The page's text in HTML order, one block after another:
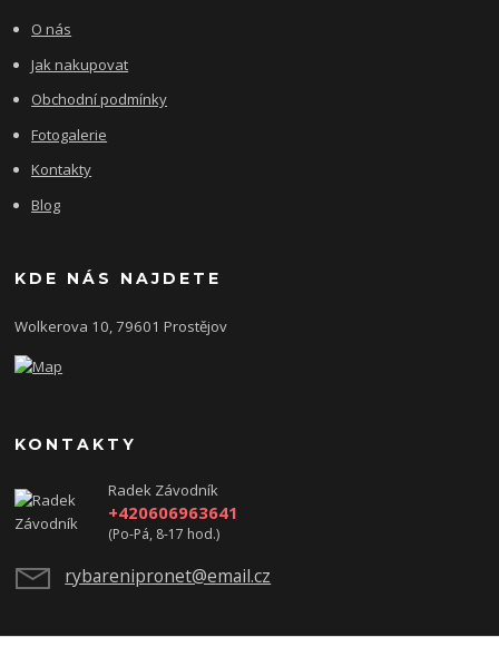
O nás
Jak nakupovat
Obchodní podmínky
Fotogalerie
Kontakty
Blog
KDE NÁS NAJDETE
Wolkerova 10, 79601 Prostějov
KONTAKTY
Radek Závodník
+420606963641
(Po-Pá, 8-17 hod.)
rybarenipronet@email.cz